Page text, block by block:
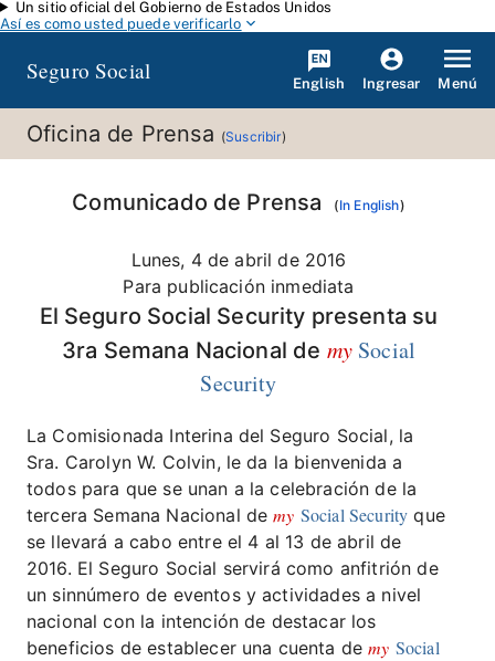
Saltar al contenido principal
Un sitio oficial del Gobierno de Estados Unidos
Así es como usted puede verificarlo
Seguro Social English Ingresar Menú
Oficina de Prensa (Suscribir)
Comunicado de Prensa (In English)
Lunes, 4 de abril de 2016
Para publicación inmediata
El Seguro Social Security presenta su
3ra Semana Nacional de my Social
Security
La Comisionada Interina del Seguro Social, la
Sra. Carolyn W. Colvin, le da la bienvenida a
todos para que se unan a la celebración de la
tercera Semana Nacional demy Social Security que
se llevará a cabo entre el 4 al 13 de abril de
2016. El Seguro Social servirá como anfitrión de
un sinnúmero de eventos y actividades a nivel
nacional con la intención de destacar los
beneficios de establecer una cuenta demy Social